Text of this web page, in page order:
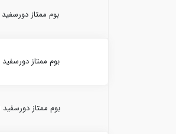
بوم ممتاز دورسفید 13x18cm پیشگام
بوم ممتاز دورسفید 30x40cm پیشگام
بوم ممتاز دورسفید 30x50cm پیشگام